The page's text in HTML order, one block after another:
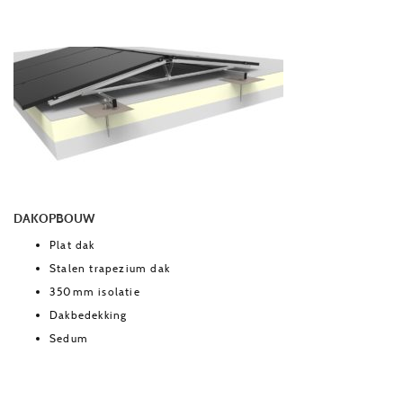
DAKOPBOUW
Plat dak
Stalen trapezium dak
350mm isolatie
Dakbedekking
Sedum